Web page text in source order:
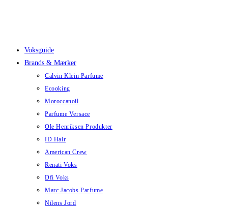
Voksguide
Brands & Mærker
Calvin Klein Parfume
Ecooking
Moroccanoil
Parfume Versace
Ole Henriksen Produkter
ID Hair
American Crew
Renati Voks
Dfi Voks
Marc Jacobs Parfume
Nilens Jord